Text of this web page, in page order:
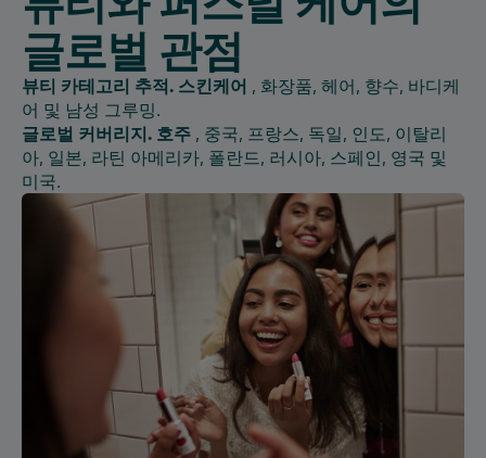
글로벌 관점
뷰티 카테고리 추적. 스킨케어 , 화장품, 헤어, 향수, 바디케
어 및 남성 그루밍.
글로벌 커버리지. 호주 , 중국, 프랑스, 독일, 인도, 이탈리
아, 일본, 라틴 아메리카, 폴란드, 러시아, 스페인, 영국 및
미국.